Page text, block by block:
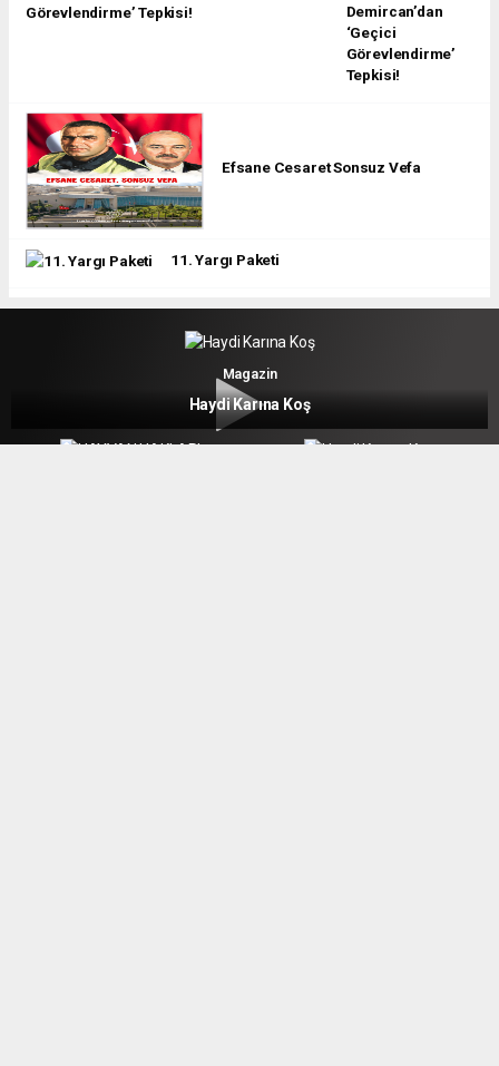
Demircan’dan
‘Geçici
Görevlendirme’
Tepkisi!
Efsane Cesaret Sonsuz Vefa
11. Yargı Paketi
Magazin
Haydi Karına Koş